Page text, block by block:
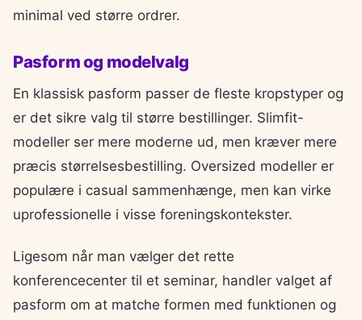
minimal ved større ordrer.
Pasform og modelvalg
En klassisk pasform passer de fleste kropstyper og
er det sikre valg til større bestillinger. Slimfit-
modeller ser mere moderne ud, men kræver mere
præcis størrelsesbestilling. Oversized modeller er
populære i casual sammenhænge, men kan virke
uprofessionelle i visse foreningskontekster.
Ligesom når man vælger det rette
konferencecenter til et seminar, handler valget af
pasform om at matche formen med funktionen og